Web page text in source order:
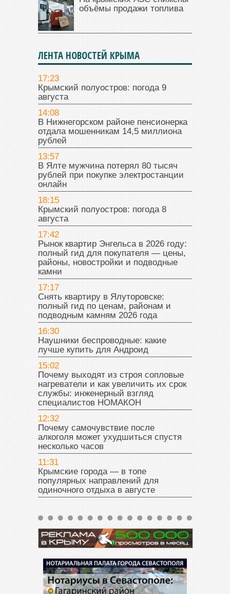
объёмы продажи топлива
ЛЕНТА НОВОСТЕЙ КРЫМА
17:23
Крымский полуостров: погода 9
августа
14:08
В Нижнегорском районе пенсионерка
отдала мошенникам 14,5 миллиона
рублей
13:57
В Ялте мужчина потерял 80 тысяч
рублей при покупке электростанции
онлайн
18:15
Крымский полуостров: погода 8
августа
17:42
Рынок квартир Энгельса в 2026 году:
полный гид для покупателя — цены,
районы, новостройки и подводные
камни
17:17
Снять квартиру в Ялуторовске:
полный гид по ценам, районам и
подводным камням 2026 года
16:30
Наушники беспроводные: какие
лучше купить для Андроид
15:02
Почему выходят из строя сопловые
нагреватели и как увеличить их срок
службы: инженерный взгляд
специалистов НОМАКОН
12:32
Почему самочувствие после
алкоголя может ухудшиться спустя
несколько часов
11:31
Крымские города — в топе
популярных направлений для
одиночного отдыха в августе